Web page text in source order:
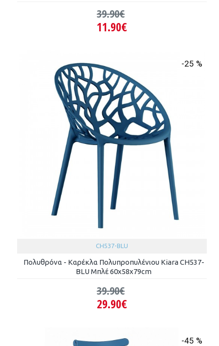
11.90€
39.90€
-25 %
CH537-BLU
Πολυθρόνα - Καρέκλα Πολυπροπυλένιου Kiara CH537-
BLU Μπλέ 60x58x79cm
29.90€
39.90€
-45 %